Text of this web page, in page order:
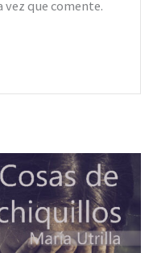
que comente.